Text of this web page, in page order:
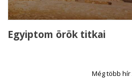
Egyiptom örök titkai
Még több hír